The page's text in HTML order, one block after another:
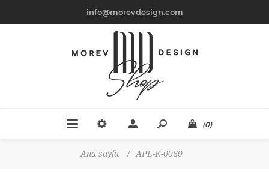
info@morevdesign.com
(0)
Ana sayfa / APL-K-0060